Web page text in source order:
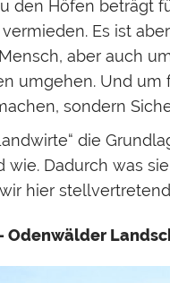
den Höfen beträgt
Es ist
aber auch
umgehen. Und um
sondern
die
Dadurch was
hier
Odenwälder